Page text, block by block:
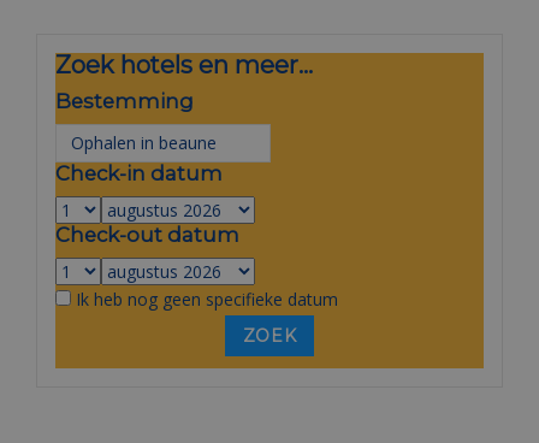
Zoek hotels en meer...
Bestemming
Check-in datum
Check-out datum
Ik heb nog geen specifieke datum